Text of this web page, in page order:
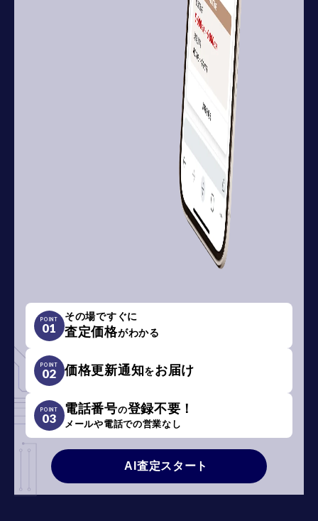
POINT
01
その場ですぐに
査定価格がわかる
POINT
02 価格更新通知をお届け
POINT
03
電話番号の登録不要！
メールや電話での営業なし
AI査定スタート